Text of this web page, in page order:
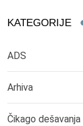
KATEGORIJE
ADS
Arhiva
Čikago dešavanja